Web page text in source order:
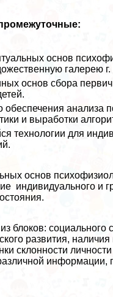
основ
галерею г.
основ сбора
обеспечения
и выработки
технологии для
основ
индивидуального и
блоков:
развития,
склонности
информации,